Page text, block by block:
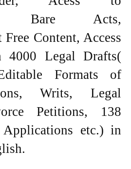
Bare Acts,
Content, Access
4000 Legal Drafts(
Formats of
Writs, Legal
Petitions, 138
etc.) in